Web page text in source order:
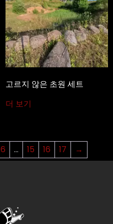
고르지 않은 초원 세트
더 보기
6 … 15 16 17 →